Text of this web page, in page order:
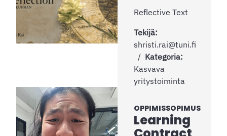
Reflective Text
Tekijä:
shristi.rai@tuni.fi
Kategoria:
Kasvava
yritystoiminta
OPPIMISSOPIMUS
Learning